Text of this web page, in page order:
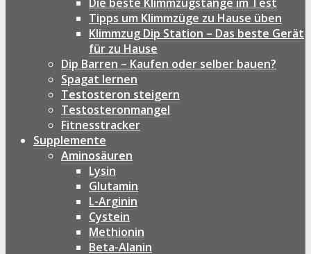
Tipps um Klimmzüge zu Hause üben
Klimmzug Dip Station – Das beste Gerät
für zu Hause
Dip Barren – Kaufen oder selber bauen?
Spagat lernen
Testosteron steigern
Testosteronmangel
Fitnesstracker
Supplemente
Aminosäuren
Lysin
Glutamin
L-Arginin
Cystein
Methionin
Beta-Alanin